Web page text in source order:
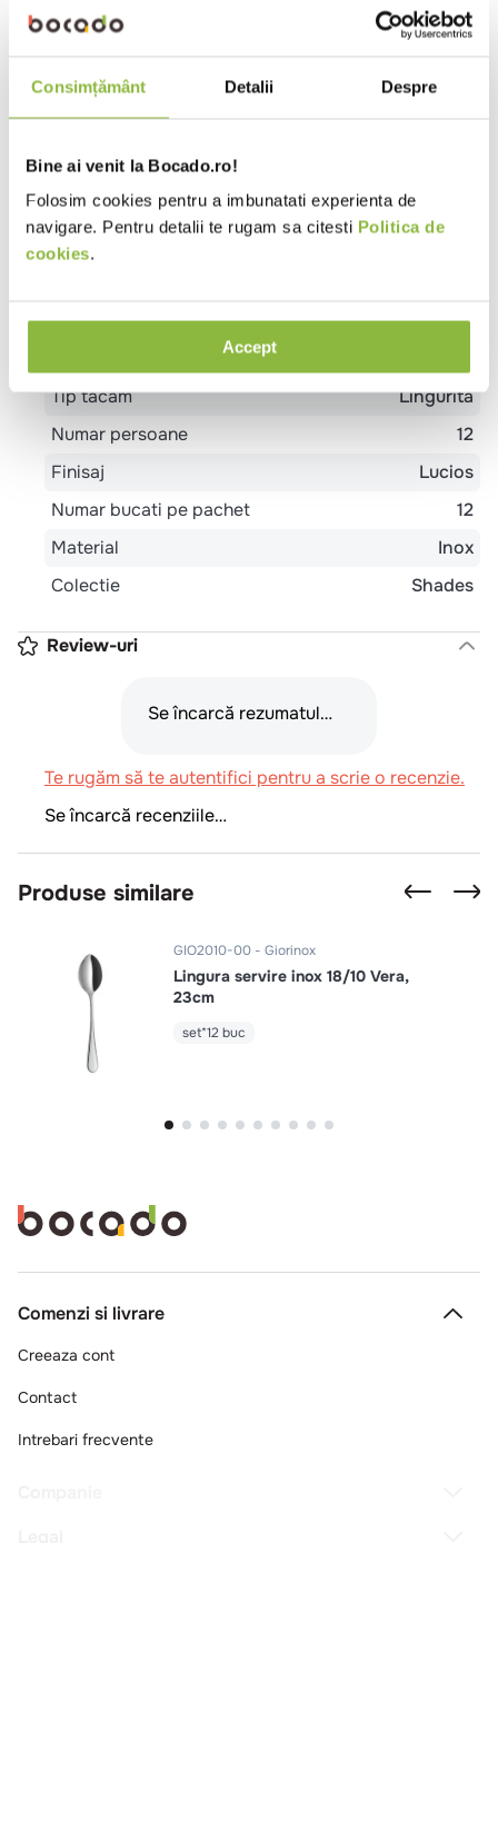
Consimțământ Detalii Despre
Bine ai venit la Bocado.ro!
Folosim cookies pentru a imbunatati experienta de
navigare. Pentru detalii te rugam sa citesti Politica de
cookies.
Accept
Cu detalii sofisticate, colectia SHADES este
complementul ideal pentru mesele fine. Tacamurile
Cromargan protect® pentru o rezistenta sporita la
zgarieturi. Materialul utilizat face ca tacamurile
tacamurile conventionale din inox.
Specificatii
Poate fi folosit in
Masina de spalat vase
Tip tacam
Lingurita
Numar persoane
12
Finisaj
Lucios
Numar bucati pe pachet
12
Material
Inox
Colectie
Shades
Review-uri
Se încarcă rezumatul…
Te rugăm să te autentifici pentru a scrie o recenzie.
Se încarcă recenziile…
Produse similare
GIO2010-00 Giorinox
Lingura servire inox 18/10 Vera,
23cm
set*12 buc
Comenzi si livrare
Creeaza cont
Contact
Intrebari frecvente